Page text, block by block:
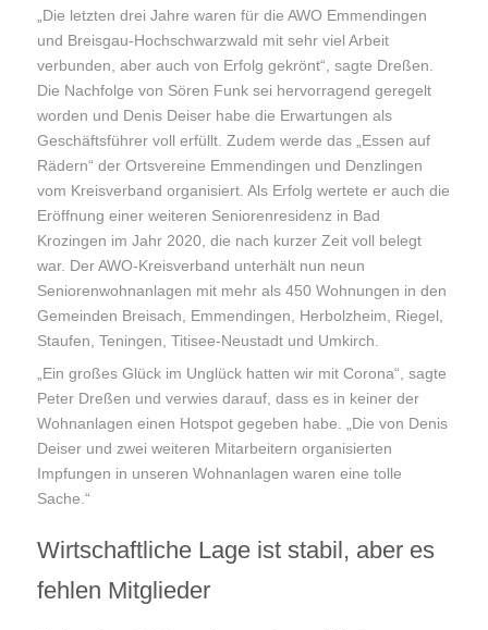
„Die letzten drei Jahre waren für die AWO Emmendingen
und Breisgau-Hochschwarzwald mit sehr viel Arbeit
verbunden, aber auch von Erfolg gekrönt“, sagte Dreßen.
Die Nachfolge von Sören Funk sei hervorragend geregelt
worden und Denis Deiser habe die Erwartungen als
Geschäftsführer voll erfüllt. Zudem werde das „Essen auf
Rädern“ der Ortsvereine Emmendingen und Denzlingen
vom Kreisverband organisiert. Als Erfolg wertete er auch die
Eröffnung einer weiteren Seniorenresidenz in Bad
Krozingen im Jahr 2020, die nach kurzer Zeit voll belegt
war. Der AWO-Kreisverband unterhält nun neun
Seniorenwohnanlagen mit mehr als 450 Wohnungen in den
Gemeinden Breisach, Emmendingen, Herbolzheim, Riegel,
Staufen, Teningen, Titisee-Neustadt und Umkirch.
„Ein großes Glück im Unglück hatten wir mit Corona“, sagte
Peter Dreßen und verwies darauf, dass es in keiner der
Wohnanlagen einen Hotspot gegeben habe. „Die von Denis
Deiser und zwei weiteren Mitarbeitern organisierten
Impfungen in unseren Wohnanlagen waren eine tolle
Sache.“
Wirtschaftliche Lage ist stabil, aber es
fehlen Mitglieder